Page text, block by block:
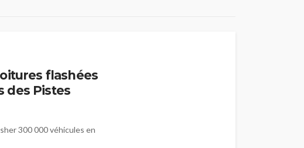
flashées
des Pistes
300 000 véhicules en